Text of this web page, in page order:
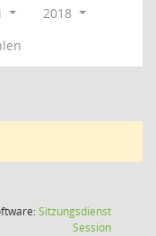
2018
Sitzungsdienst
Session(Wird in